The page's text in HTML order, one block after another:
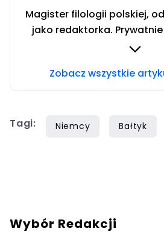
Magister filologii polskiej,
jako redaktorka.
zwłaszcza siatkówki i
Zobacz wszystkie
Tagi: Niemcy Bałtyk
Wybór Redakcji